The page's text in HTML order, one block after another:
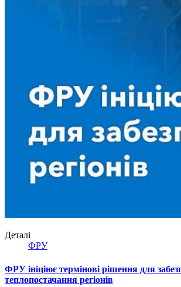
Деталі
ФРУ
ФРУ ініціює термінові рішення для
теплопостачання регіонів